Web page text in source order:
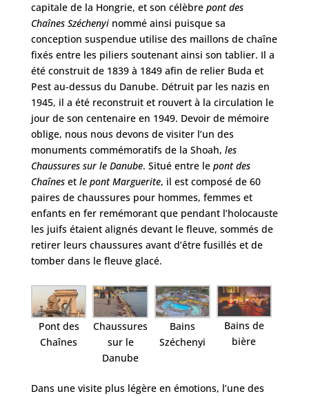
capitale de la Hongrie, et son célèbre pont des
Chaînes Széchenyinommé ainsi puisque sa
conception suspendue utilise des maillons de chaîne
fixés entre les piliers soutenant ainsi son tablier. Il a
été construit de 1839 à 1849 afin de relier Buda et
Pest au-dessus du Danube. Détruit par les nazis en
1945, il a été reconstruit et rouvert à la circulation le
jour de son centenaire en 1949. Devoir de mémoire
oblige, nous nous devons de visiter l’un des
monuments commémoratifs de la Shoah, les
Chaussures sur le Danube. Situé entre le pont des
Chaîneset le pont Marguerite, il est composé de 60
paires de chaussures pour hommes, femmes et
enfants en fer remémorant que pendant l’holocauste
les juifs étaient alignés devant le fleuve, sommés de
retirer leurs chaussures avant d’être fusillés et de
tomber dans le fleuve glacé.
Pont des
Chaînes
Chaussures
sur le
Danube
Bains
Széchenyi
Bains de
bière
Dans une visite plus légère en émotions, l’une des